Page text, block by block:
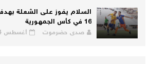
السلام يفوز على الشعلة بهدفين
16 في كأس الجمهورية
صدى حضرموت أغسطس 04, 2026